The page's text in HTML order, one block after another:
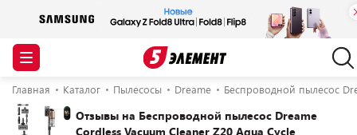
Главная Каталог Пылесосы Dreame Беспроводной пылесос
Отзывы на Беспроводной пылесос Dreame
Cordless Vacuum Cleaner Z20 Aqua Cycle